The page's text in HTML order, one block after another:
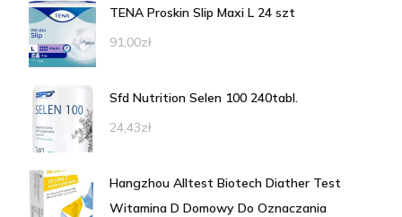
TENA Proskin Slip Maxi L 24 szt
91,00zł
Sfd Nutrition Selen 100 240tabl.
24,43zł
Hangzhou Alltest Biotech Diather Test
Witamina D Domowy Do Oznaczania